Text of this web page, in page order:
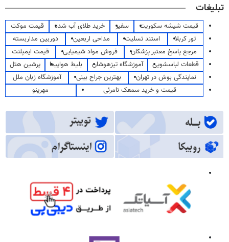
تبلیغات
قیمت شیشه سکوریت سفیر خرید طلای آب شده
قیمت موکت
تور کربلا
استند تسلیت مداحی اربعین
دوربین مداربسته
مرجع پاسخ معتبر پزشکان
فروش مواد شیمیایی
قیمت ایمپلنت
قطعات لباسشویی
آموزشگاه تیزهوشان بلیط هواپیما
پرشین هتل
نمایندگی بوش در تهران
بهترین جراح بینی
آموزشگاه زبان ملل
قیمت و خرید سمعک نامرئی
مهرینو